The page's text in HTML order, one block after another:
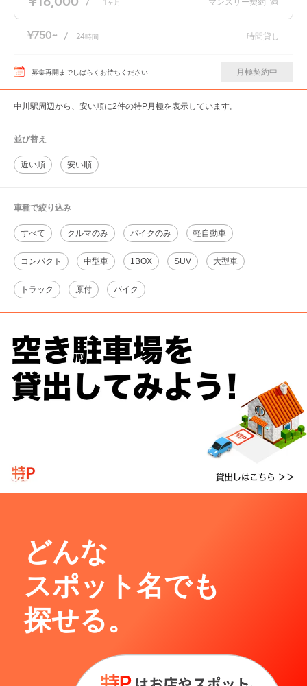
ヶ月
¥750 / 24時間 時間貸し
募集再開までしばらくお待ちください 月極契約中
中川駅周辺から、安い順に2件の特P月極を表示しています。
並び替え
近い順 安い順
車種で絞り込み
すべて クルマのみ バイクのみ 軽自動車
コンパクト 中型車 1BOX SUV 大型車
トラック 原付 バイク
どんな
スポット名でも
探せる。